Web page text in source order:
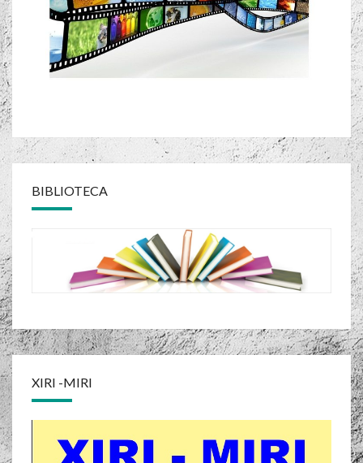
BIBLIOTECA
XIRI -MIRI